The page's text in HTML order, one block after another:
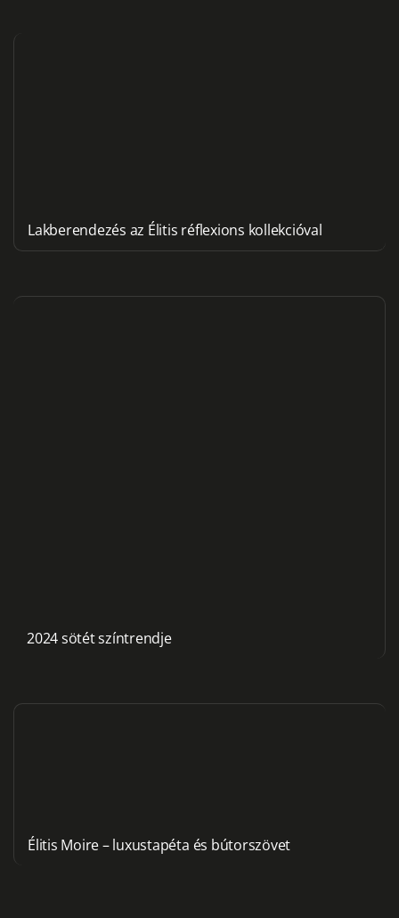
Lakberendezés az Élitis réflexions kollekcióval
2024 sötét színtrendje
Élitis Moire – luxustapéta és bútorszövet